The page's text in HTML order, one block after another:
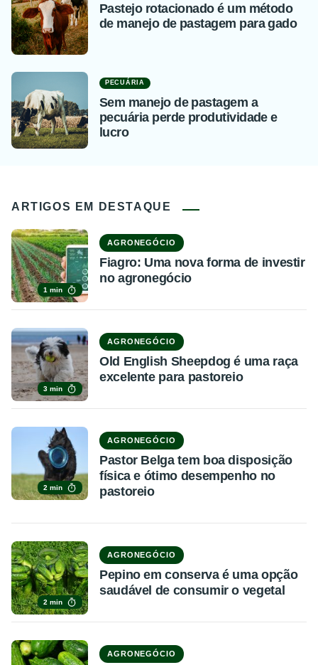
Pastejo rotacionado é um método
de manejo de pastagem para gado
PECUÁRIA
Sem manejo de pastagem a
pecuária perde produtividade e
lucro
ARTIGOS EM DESTAQUE
1 min
AGRONEGÓCIO
Fiagro: Uma nova forma de investir
no agronegócio
3 min
AGRONEGÓCIO
Old English Sheepdog é uma raça
excelente para pastoreio
2 min
AGRONEGÓCIO
Pastor Belga tem boa disposição
física e ótimo desempenho no
pastoreio
2 min
AGRONEGÓCIO
Pepino em conserva é uma opção
saudável de consumir o vegetal
AGRONEGÓCIO